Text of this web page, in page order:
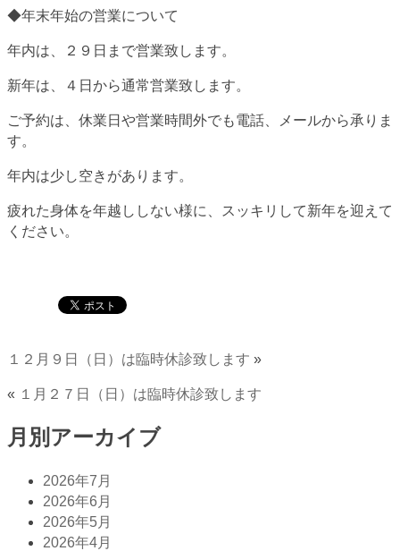
◆年末年始の営業について
年内は、２９日まで営業致します。
新年は、４日から通常営業致します。
ご予約は、休業日や営業時間外でも電話、メールから承りま
す。
年内は少し空きがあります。
疲れた身体を年越ししない様に、スッキリして新年を迎えて
ください。
１２月９日（日）は臨時休診致します »
« １月２７日（日）は臨時休診致します
月別アーカイブ
2026年7月
2026年6月
2026年5月
2026年4月